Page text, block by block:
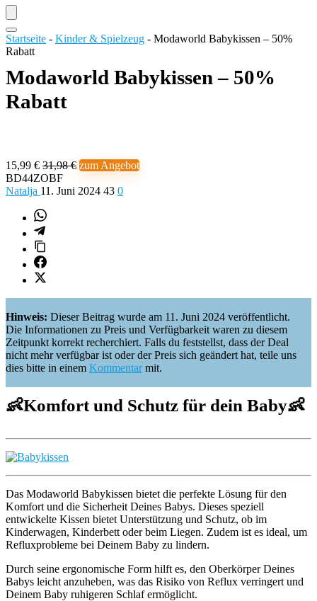
Startseite - Kinder & Spielzeug - Modaworld Babykissen – 50%
Rabatt
Modaworld Babykissen – 50%
Rabatt
15,99 € 31,98 € zum Angebot
BD44ZOBF
Natalja 11. Juni 2024 43 0
Hinweis: Dieser Beitrag wurde am 11. Juni 2024 veröffentlicht.
Die Informationen zu Preis und Verfügbarkeit waren zu diesem
Zeitpunkt korrekt recherchiert. Falls du feststellst, dass der Deal
nicht mehr verfügbar ist oder der Preis sich geändert hat, teile uns
dies bitte in einem Kommentarmit.
👶Komfort und Schutz für dein Baby👶
Das Modaworld Babykissen bietet die perfekte Lösung für den
Komfort und die Sicherheit Deines Babys. Dieses speziell
entwickelte Kissen bietet Unterstützung und Schutz, ob im
Kinderwagen, Kinderbett oder beim Liegen. Zudem ist es ideal, um
Refluxprobleme bei Deinem Baby zu lindern.
Durch seine ergonomische Form hilft es, den Oberkörper Deines
Babys leicht anzuheben, was das Risiko von Reflux verringert und
Deinem Baby ruhigeren Schlaf ermöglicht.